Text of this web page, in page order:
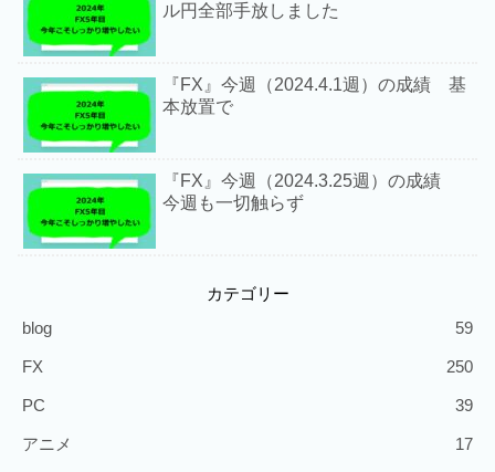
ル円全部手放しました
『FX』今週（2024.4.1週）の成績 基
本放置で
『FX』今週（2024.3.25週）の成績
今週も一切触らず
カテゴリー
blog
59
FX 250
PC 39
アニメ 17